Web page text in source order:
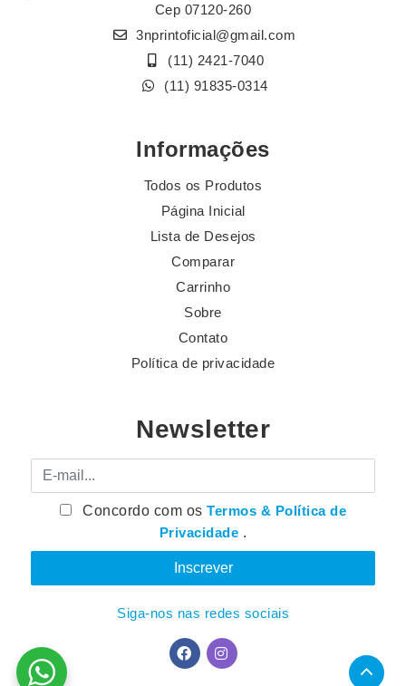
Cep 07120-260
3nprintoficial@gmail.com
(11) 2421-7040
(11) 91835-0314
Informações
Todos os Produtos
Página Inicial
Lista de Desejos
Comparar
Carrinho
Sobre
Contato
Política de privacidade
Newsletter
E-mail
Concordo com osTermos & Política de
Privacidade .
Siga-nos nas redes sociais